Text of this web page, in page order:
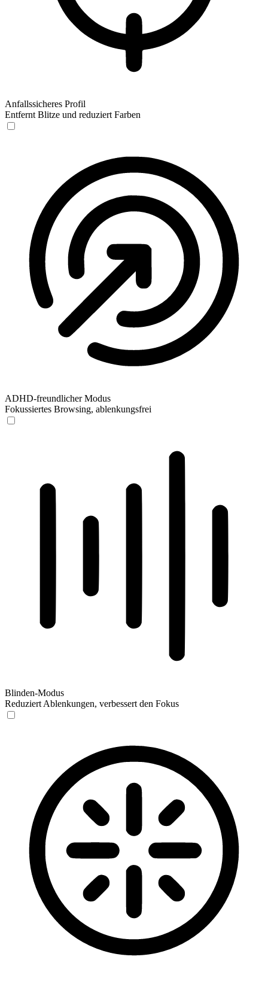
Anfallssicheres Profil
Entfernt Blitze und reduziert Farben
ADHD-freundlicher Modus
Fokussiertes Browsing, ablenkungsfrei
Blinden-Modus
Reduziert Ablenkungen, verbessert den Fokus